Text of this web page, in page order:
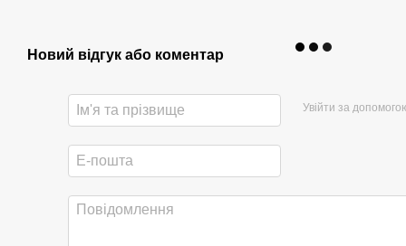
Новий відгук або коментар
Увійти за